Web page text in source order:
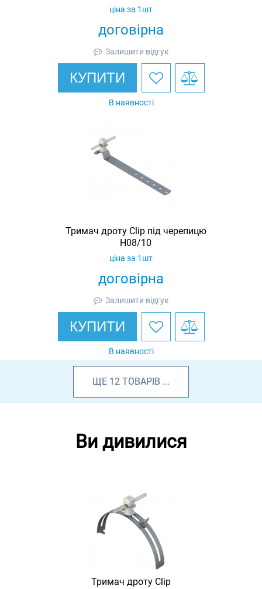
договірна
ціна за 1шт
Залишити відгук
КУПИТИ
В наявності
Тримач дроту Clip під черепицю
H08/10
договірна
ціна за 1шт
Залишити відгук
КУПИТИ
В наявності
ЩЕ 12 ТОВАРІВ ...
Ви дивилися
Тримач дроту Clip